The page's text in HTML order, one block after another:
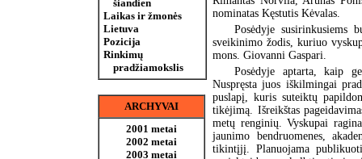
šiandien
Laikas ir žmonės
Lietuva
Pozicija
Rinkimų
pradžiamokslis
ARCHYVAI
2001 metai
2002 metai
2003 metai
nominatas Kęstutis Kėvalas.
Posėdyje susirinkusiems
sveikinimo žodis, kuriuo
mons. Giovanni Gaspari.
Posėdyje aptarta, kaip
Nuspręsta juos iškilmingai
puslapį, kuris suteiktų
tikėjimą. Išreikštas
metų renginių. Vyskupai
jaunimo bendruomenes,
tikintįjį. Planuojama